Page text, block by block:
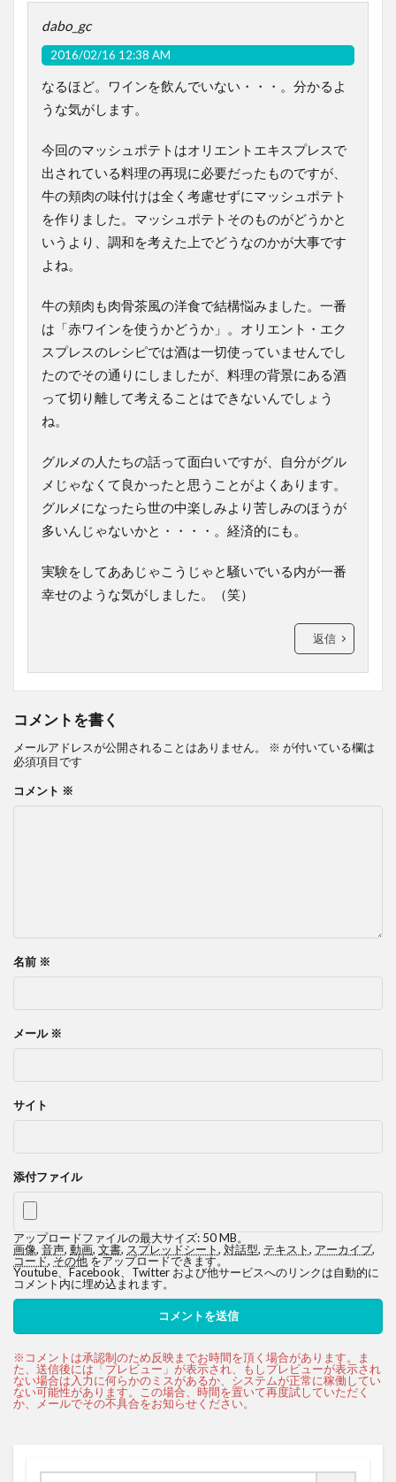
dabo_gc
2016/02/16 12:38 AM
なるほど。ワインを飲んでいない・・・。分かるよ
うな気がします。
今回のマッシュポテトはオリエントエキスプレスで
出されている料理の再現に必要だったものですが、
牛の頬肉の味付けは全く考慮せずにマッシュポテト
を作りました。マッシュポテトそのものがどうかと
いうより、調和を考えた上でどうなのかが大事です
よね。
牛の頬肉も肉骨茶風の洋食で結構悩みました。一番
は「赤ワインを使うかどうか」。オリエント・エク
スプレスのレシピでは酒は一切使っていませんでし
たのでその通りにしましたが、料理の背景にある酒
って切り離して考えることはできないんでしょう
ね。
グルメの人たちの話って面白いですが、自分がグル
メじゃなくて良かったと思うことがよくあります。
グルメになったら世の中楽しみより苦しみのほうが
多いんじゃないかと・・・・。経済的にも。
実験をしてああじゃこうじゃと騒いでいる内が一番
幸せのような気がしました。（笑）
返信
コメントを書く
メールアドレスが公開されることはありません。 ※ が付いている欄は
必須項目です
コメント ※
名前 ※
メール ※
サイト
添付ファイル
アップロードファイルの最大サイズ: 50 MB。
画像, 音声, 動画, 文書, スプレッドシート, 対話型, テキスト, アーカイブ,
コード,その他をアップロードできます。
Youtube、Facebook、Twitter および他サービスへのリンクは自動的に
コメント内に埋め込まれます。